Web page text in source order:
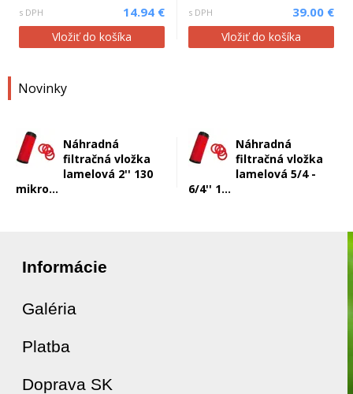
s DPH 14.94 €
Vložiť do košíka
s DPH 39.00 €
Vložiť do košíka
Novinky
Náhradná
filtračná vložka
lamelová 2'' 130
mikro...
Náhradná
filtračná vložka
lamelová 5/4 -
6/4'' 1...
Informácie
Galéria
Platba
Doprava SK